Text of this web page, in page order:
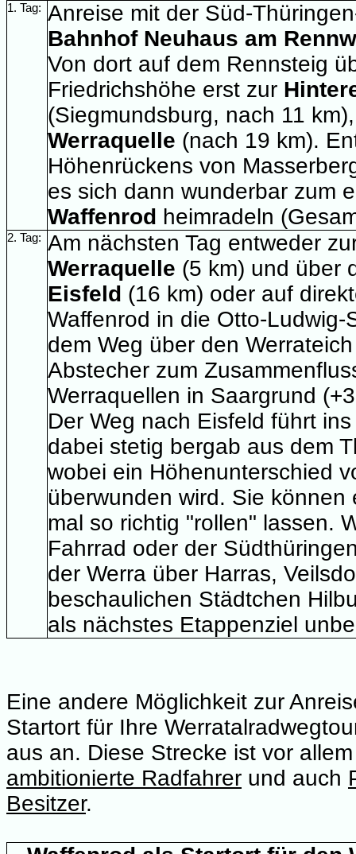
1. Tag: Anreise mit der Süd-
Bahnhof Neuhaus am
Von dort auf dem Rennsteig
Friedrichshöhe erst zur
(Siegmundsburg, nach 11
Werraquelle (nach 19 km).
Höhenrückens von
es sich dann wunderbar zum
Waffenrod heimradeln
2. Tag: Am nächsten Tag entweder
Werraquelle (5 km) und über
Eisfeld (16 km) oder auf
Waffenrod in die Otto-
dem Weg über den
Abstecher zum
Werraquellen in Saargrund
Der Weg nach Eisfeld führt
dabei stetig bergab aus dem
wobei ein Höhenunterschied
überwunden wird. Sie können
mal so richtig "rollen" lassen.
Fahrrad oder der
der Werra über Harras,
beschaulichen Städtchen
als nächstes Etappenziel
Eine andere Möglichkeit zur
Startort für Ihre
aus an. Diese Strecke ist vor
ambitionierte Radfahrer und auch
Besitzer.